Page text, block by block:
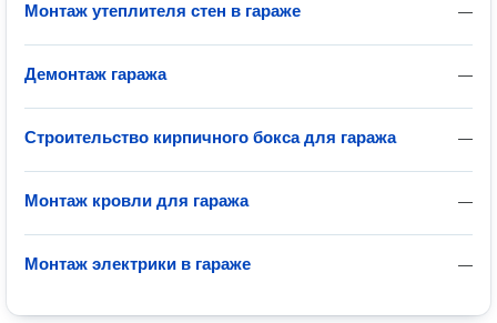
—
Монтаж утеплителя стен в гараже
—
Демонтаж гаража
—
Строительство кирпичного бокса для гаража
—
Монтаж кровли для гаража
—
Монтаж электрики в гараже